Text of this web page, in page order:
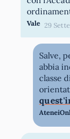
Vale 29
Salve,
abbia
classe